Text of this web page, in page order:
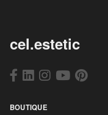
cel.estetic
BOUTIQUE